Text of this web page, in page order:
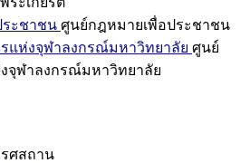
ระชาชน ศูนย์กฎหมายเพื่อประชาชน
แห่งจุฬาลงกรณ์มหาวิทยาลัย ศูนย์
จุฬาลงกรณ์มหาวิทยาลัย
ศสถาน